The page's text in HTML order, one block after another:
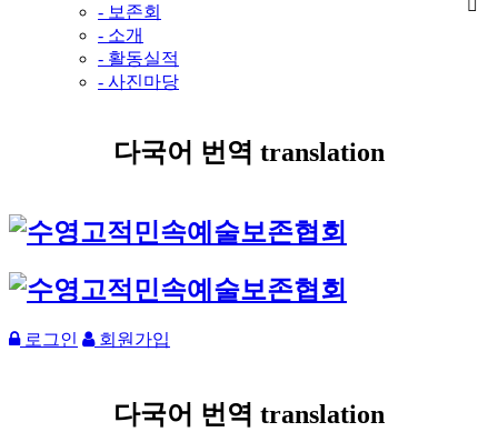
- 보존회
- 소개
- 활동실적
- 사진마당
다국어 번역 translation
로그인 회원가입
다국어 번역 translation